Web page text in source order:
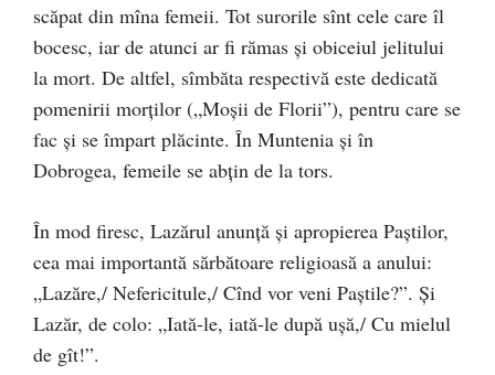
scăpat din mîna femeii. Tot surorile sînt cele care îl
bocesc, iar de atunci ar fi rămas şi obiceiul jelitului
la mort. De altfel, sîmbăta respectivă este dedicată
pomenirii morţilor („Moşii de Florii”), pentru care se
fac şi se împart plăcinte. În Muntenia şi în
Dobrogea, femeile se abţin de la tors.
În mod firesc, Lazărul anunţă şi apropierea Paştilor,
cea mai importantă sărbătoare religioasă a anului:
„Lazăre,/ Nefericitule,/ Cînd vor veni Paştile?”. Şi
Lazăr, de colo: „Iată-le, iată-le după uşă,/ Cu mielul
de gît!”.